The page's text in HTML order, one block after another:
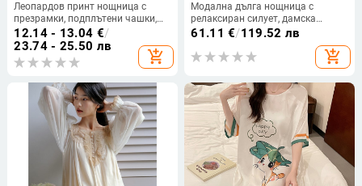
Леопардов принт нощница с
презрамки, подплътени чашки,
без закопчаване, секси бельо за
спане
12.14 - 13.04 €/
23.74 - 25.50 лв
add_shopping_cart
Модална дълга нощница с
релаксиран силует, дамска
луксозна домашна дреха за
спане, дълъг ръкав, голям размер
61.11 €/119.52 лв
add_shopping_cart